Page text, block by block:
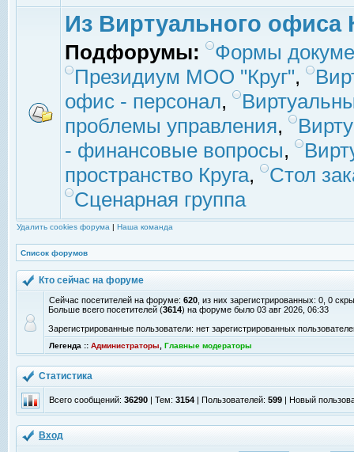
Из Виртуального офиса
Подфорумы:
Формы
Президиум МОО "Круг",
офис - персонал,
проблемы управления,
- финансовые вопросы,
пространство Круга,
Стол
Сценарная группа
Удалить cookies форума | Наша команда
Список форумов
Кто сейчас на форуме
Сейчас посетителей на форуме: 620 , из них зарегистрированных: 0, 0
Больше всего посетителей (3614) на форуме было 03 авг 2026, 06:33
Зарегистрированные пользователи: нет зарегистрированных
Легенда :: Администраторы Главные модераторы
Статистика
Всего сообщений: 36290 | Тем: 3154 | Пользователей: 599 | Новый
Вход